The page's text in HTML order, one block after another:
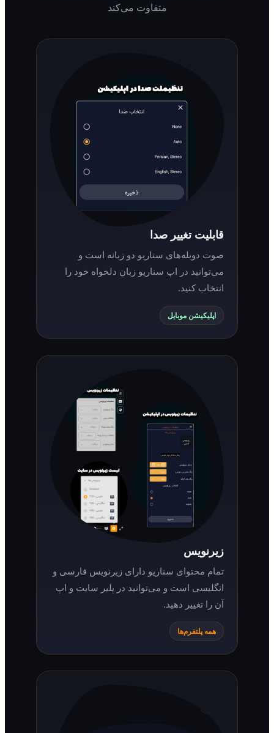
متفاوت می‌کند
قابلیت تغییر صدا
صوت دوبله‌های سناریو دو زبانه است و
می‌توانید در اپ سناریو زبان دلخواه خود را
انتخاب کنید.
اپلیکیشن موبایل
تمام محتوای سناریو دارای زیرنویس فارسی و
انگلیسی است و می‌توانید در پلیر سایت و اپ
آن را تغییر دهید.
همه پلتفرم‌ها